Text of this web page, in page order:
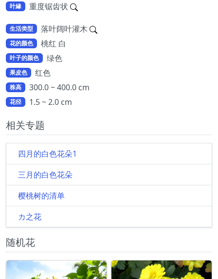
叶緣 重度锯齿状
生活类型 落叶阔叶灌木
花的颜色 桃红 白
叶子的颜色 绿色
果皮色 红色
株高 300.0 ~ 400.0 cm
花径 1.5 ~ 2.0 cm
相关专题
四月的白色花朵1
三月的白色花朵
樱桃树的清单
カ之花
随机花